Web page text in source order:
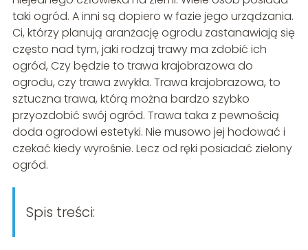
taki ogród. A inni są dopiero w fazie jego urządzania.
Ci, którzy planują aranżację ogrodu zastanawiają się
często nad tym, jaki rodzaj trawy ma zdobić ich
ogród, Czy będzie to trawa krajobrazowa do
ogrodu, czy trawa zwykła. Trawa krajobrazowa, to
sztuczna trawa, którą można bardzo szybko
przyozdobić swój ogród. Trawa taka z pewnością
doda ogrodowi estetyki. Nie musowo jej hodować i
czekać kiedy wyrośnie. Lecz od ręki posiadać zielony
ogród.
Spis treści: